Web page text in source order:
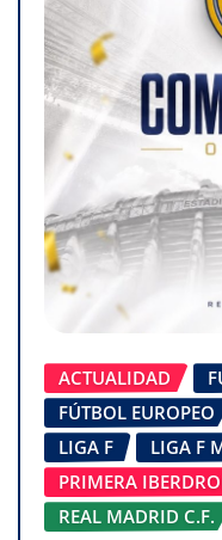
ACTUALIDAD
FÚTBOL EUROPEO
LIGA F
LIGA F
PRIMERA
REAL MADRID C.F.